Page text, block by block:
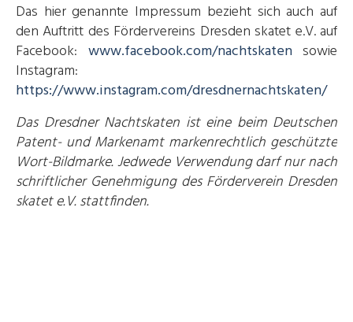
Das hier genannte Impressum bezieht sich auch auf
den Auftritt des Fördervereins Dresden skatet e.V. auf
Facebook: www.facebook.com/nachtskatensowie
Instagram:
https://www.instagram.com/dresdnernachtskaten/
Das Dresdner Nachtskaten ist eine beim Deutschen
Patent- und Markenamt markenrechtlich geschützte
Wort-Bildmarke. Jedwede Verwendung darf nur nach
schriftlicher Genehmigung des Förderverein Dresden
skatet e.V. stattfinden.